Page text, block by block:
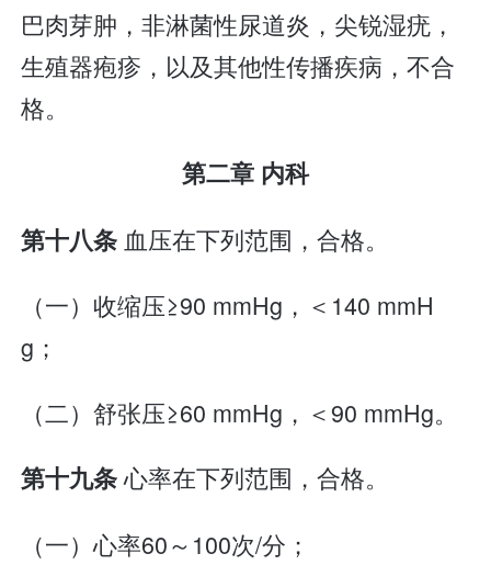
巴肉芽肿，非淋菌性尿道炎，尖锐湿疣，
生殖器疱疹，以及其他性传播疾病，不合
格。
第二章 内科
第十八条 血压在下列范围，合格。
（一）收缩压≥90 mmHg，＜140 mmH
g；
（二）舒张压≥60 mmHg，＜90 mmHg。
第十九条心率在下列范围，合格。
（一）心率60～100次/分；